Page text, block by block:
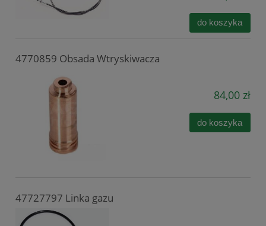
do koszyka
4770859 Obsada Wtryskiwacza
84,00 zł
do koszyka
47727797 Linka gazu